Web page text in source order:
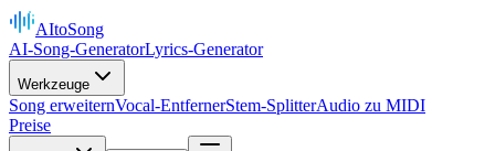
AItoSong
AI-Song-GeneratorLyrics-Generator
Werkzeuge
Song erweiternVocal-EntfernerStem-SplitterAudio zu MIDI
Preise